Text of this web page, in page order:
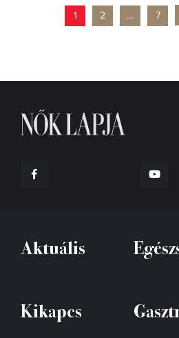
1 2 … 7
Aktuális
Kikapcs